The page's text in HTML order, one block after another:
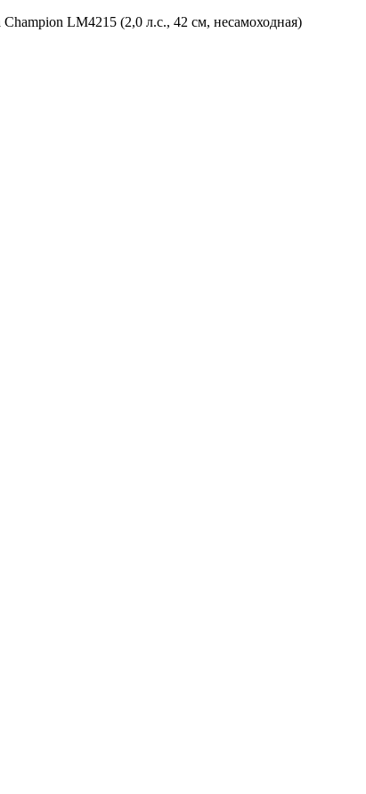
Champion LM4215 (2,0 л.с., 42 см, несамоходная)